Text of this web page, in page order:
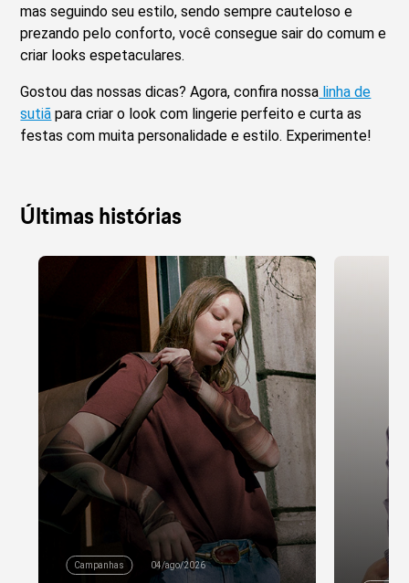
mas seguindo seu estilo, sendo sempre cauteloso e
prezando pelo conforto, você consegue sair do comum e
criar looks espetaculares.
Gostou das nossas dicas? Agora, confira nossa linha de
sutiã para criar o look com lingerie perfeito e curta as
festas com muita personalidade e estilo. Experimente!
Últimas histórias
Campanhas 04/ago/2026